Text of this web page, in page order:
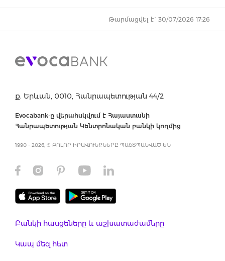
Թարմացվել է` 30/07/2026 17:26
ք. Երևան, 0010, Հանրապետության 44/2
Evocabank-ը վերահսկվում է Հայաստանի
Հանրապետության Կենտրոնական բանկի կողմից
1990 - 2026, © ԲՈԼՈՐ ԻՐԱՎՈՒՆՔՆԵՐԸ ՊԱՇՏՊԱՆՎԱԾ ԵՆ
Բանկի հասցեները և աշխատաժամերը
Կապ մեզ հետ